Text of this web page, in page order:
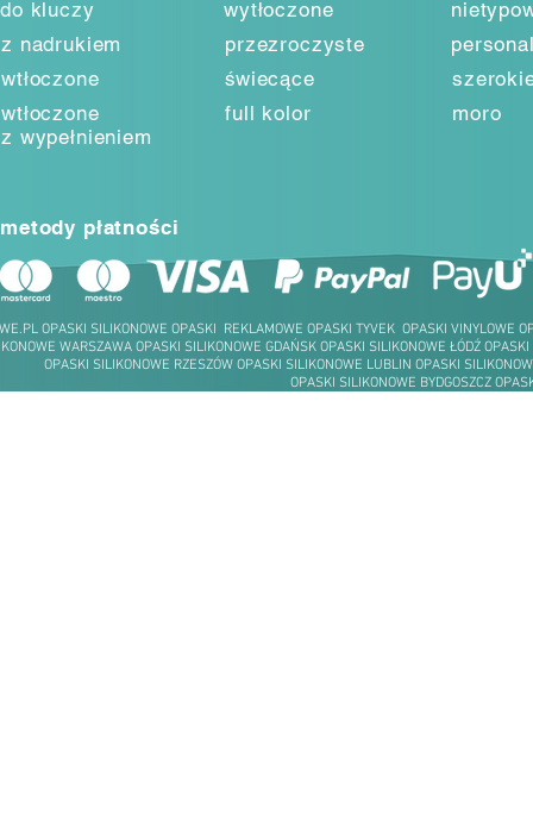
do kluczy
z nadrukiem
wtłoczone
wtłoczone
z wypełnieniem
wytłoczone
przezroczyste
świecące
full kolor
moro
metody płatności
OPASKI SILIKONOWE OPASKI REKLAMOWE OPASKI TYVEK OPASKI VINYLOWE
WARSZAWA OPASKI SILIKONOWE GDAŃSK OPASKI SILIKONOWE ŁÓDŹ
OPASKI SILIKONOWE RZESZÓW OPASKI SILIKONOWE LUBLIN OPASKI
OPASKI SILIKONOWE BYDGOSZCZ